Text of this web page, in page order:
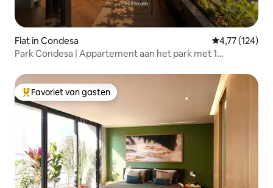
Flat in Condesa Gemiddelde
4,77 (124)
Park Condesa | Appartement aan het park met 1
Topfavoriet van gasten
Favoriet van gasten